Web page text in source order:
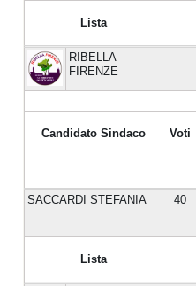
Lista
RIBELLA
FIRENZE
Candidato Sindaco Voti
SACCARDI STEFANIA 40
Lista